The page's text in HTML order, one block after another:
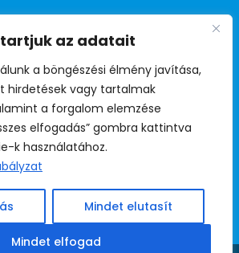
az adatait
a böngészési élmény javítása,
hirdetések vagy tartalmak
a forgalom elemzése
elfogadás” gombra kattintva
k használatához.
Mindet elutasít
Mindet elfogad
Független Rendőr
Szakszervezet
Weboldal:Juda